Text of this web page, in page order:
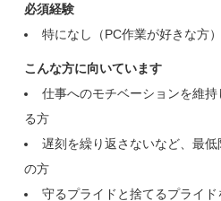
必須経験
特になし（PC作業が好きな方）
こんな方に向いています
仕事へのモチベーションを維
る方
遅刻を繰り返さないなど、最
の方
守るプライドと捨てるプライ